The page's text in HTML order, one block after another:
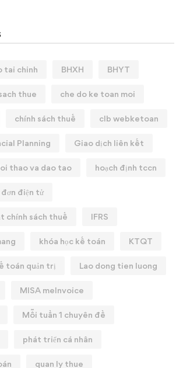
tai chinh BHXH BHYT
thue che do ke toan moi
chính sách thuế clb webketoan
Planning Giao dịch liên kết
thao va dao tao hoạch định tccn
đơn điện tử
chính sách thuế IFRS
khóa học kế toán KTQT
toán quản trị Lao dong tien luong
MISA meInvoice
Mỗi tuần 1 chuyên đề
phát triển cá nhân
quan ly thue